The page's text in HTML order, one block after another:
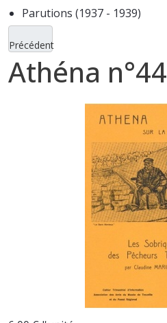
Parutions (1937 - 1939)
Précédent
Athéna n°44